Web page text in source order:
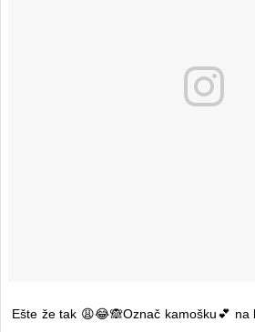
Ešte že tak 😩😂🙈Označ kamošku💕